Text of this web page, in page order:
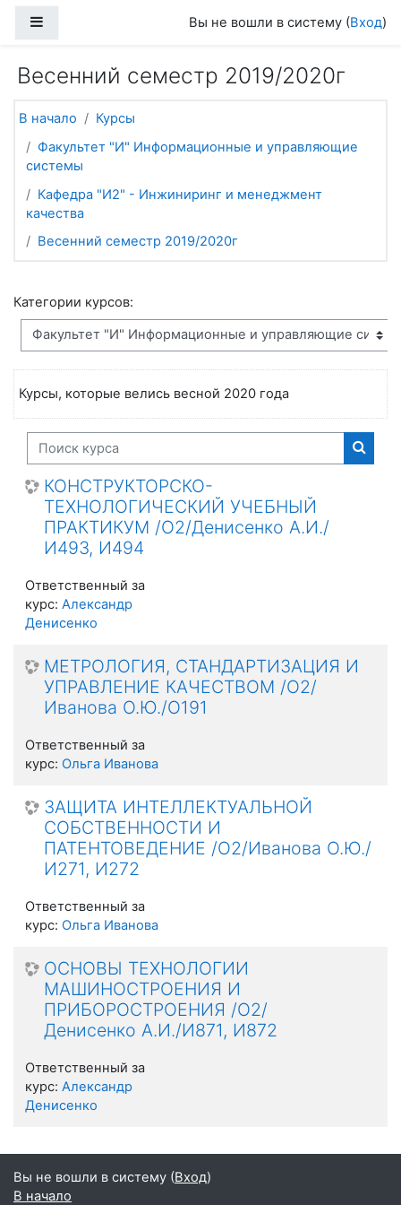
Вы не вошли в систему (Вход)
Весенний семестр 2019/2020г
В начало
Курсы
Факультет "И" Информационные и управляющие
системы
Кафедра "И2" - Инжиниринг и менеджмент
качества
Весенний семестр 2019/2020г
Категории курсов:
Курсы, которые велись весной 2020 года
Поиск курса
Поиск
КОНСТРУКТОРСКО-
ТЕХНОЛОГИЧЕСКИЙ УЧЕБНЫЙ
ПРАКТИКУМ /О2/Денисенко А.И./
И493, И494
Ответственный за
курс: Александр
Денисенко
МЕТРОЛОГИЯ, СТАНДАРТИЗАЦИЯ И
УПРАВЛЕНИЕ КАЧЕСТВОМ /О2/
Иванова О.Ю./О191
Ответственный за
курс: Ольга Иванова
ЗАЩИТА ИНТЕЛЛЕКТУАЛЬНОЙ
СОБСТВЕННОСТИ И
ПАТЕНТОВЕДЕНИЕ /О2/Иванова О.Ю./
И271, И272
Ответственный за
курс: Ольга Иванова
ОСНОВЫ ТЕХНОЛОГИИ
МАШИНОСТРОЕНИЯ И
ПРИБОРОСТРОЕНИЯ /О2/
Денисенко А.И./И871, И872
Ответственный за
курс: Александр
Денисенко
Вы не вошли в систему (Вход)
В начало